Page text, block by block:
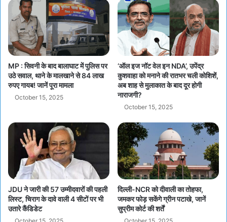
MP : सिवनी के बाद बालाघाट में पुलिस पर
उठे सवाल, थाने के मालखाने से 84 लाख
रुपए गायब! जानें पूरा मामला
October 15, 2025
‘ऑल इज नॉट वेल इन NDA’, उपेंद्र
कुशवाहा को मनाने की रातभर चली कोशिशें,
अब शाह से मुलाकात के बाद दूर होगी
नाराजगी?
October 15, 2025
JDU ने जारी की 57 उम्मीदवारों की पहली
लिस्ट, चिराग के दावे वाली 4 सीटों पर भी
उतारे कैंडिडेट
दिल्ली-NCR को दीवाली का तोहफा,
जमकर फोड़ सकेंगे ग्रीन पटाखे, जानें
सुप्रीम कोर्ट की शर्तें